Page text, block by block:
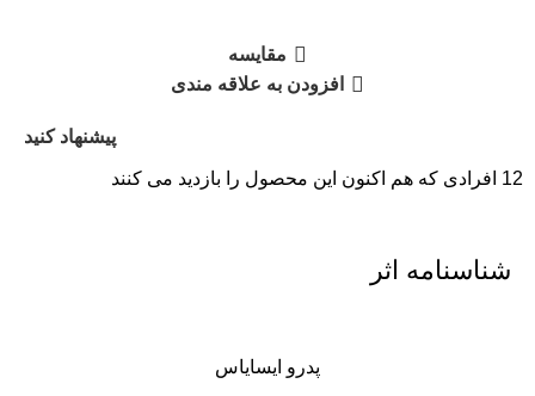
مقایسه
افزودن به علاقه مندی
پیشنهاد کنید
12 افرادی که هم اکنون این محصول را بازدید می کنند
شناسنامه اثر
پدرو ايساياس